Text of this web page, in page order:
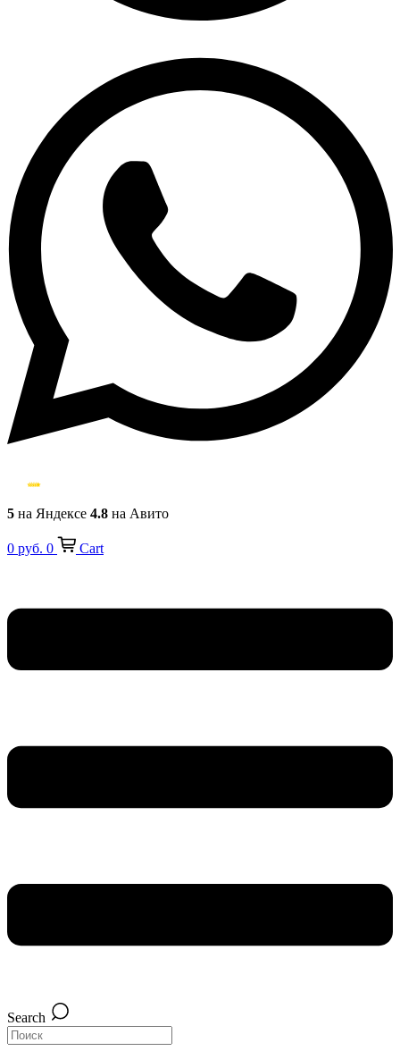
5 на Яндексе 4.8 на Авито
0 руб. 0 Cart
Search